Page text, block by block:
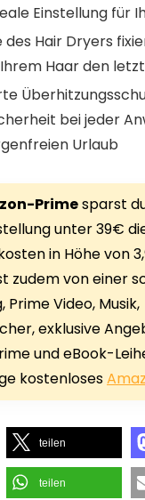
Einstellung für
des Hair Dryers
Haar den
bei jeder
Urlaub
Primesparst
unter 39€
in Höhe von
zudem von einer
Prime Video, Musik,
exklusive
und eBook-
kostenloses
teilen
teilen